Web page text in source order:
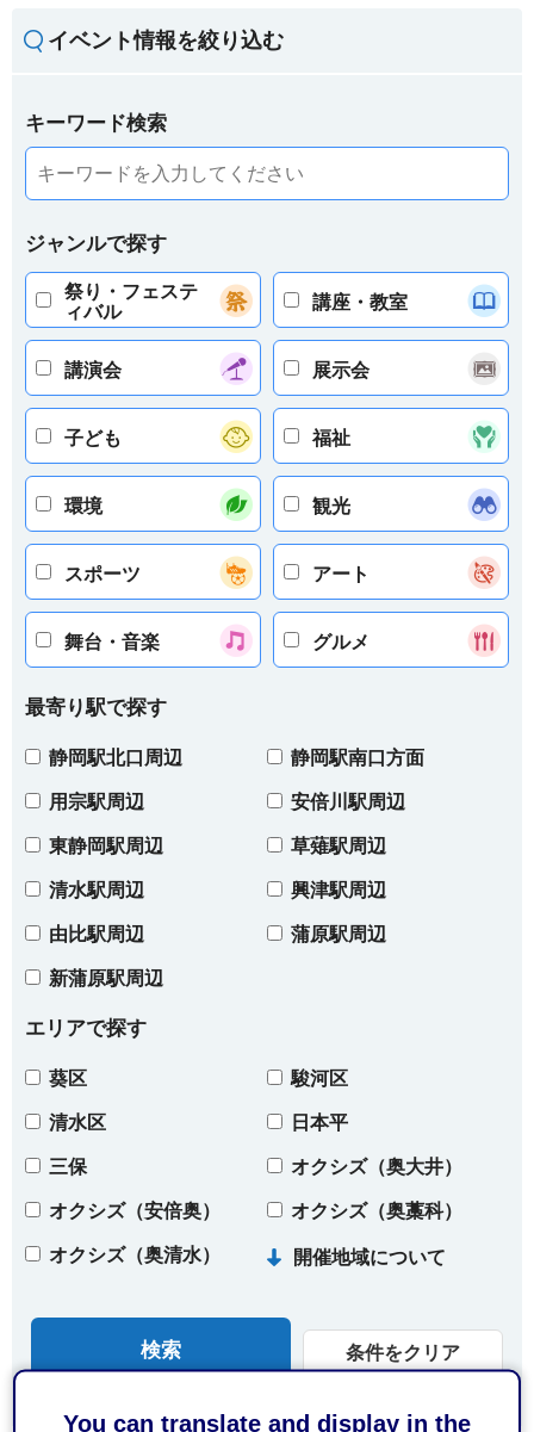
You can translate and display in the
イベント情報を絞り込む
キーワード検索
ジャンルで探す
祭り・フェステ
ィバル
講座・教室
講演会 展示会
子ども 福祉
環境 観光
スポーツ アート
舞台・音楽 グルメ
最寄り駅で探す
静岡駅北口周辺 静岡駅南口方面
用宗駅周辺 安倍川駅周辺
東静岡駅周辺 草薙駅周辺
清水駅周辺 興津駅周辺
由比駅周辺 蒲原駅周辺
新蒲原駅周辺
エリアで探す
葵区 駿河区
清水区 日本平
三保 オクシズ（奥大井）
オクシズ（安倍奥） オクシズ（奥藁科）
オクシズ（奥清水） 開催地域について
条件をクリア